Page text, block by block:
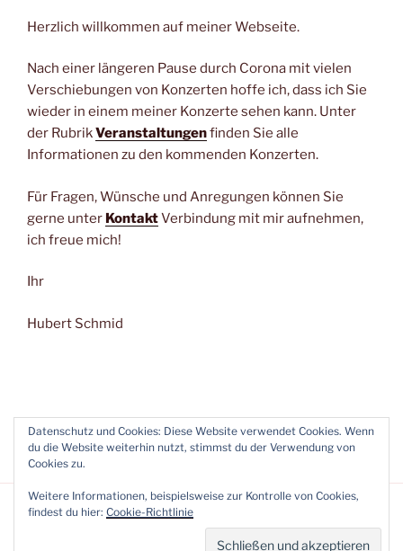
Herzlich willkommen auf meiner Webseite.
Nach einer längeren Pause durch Corona mit vielen
Verschiebungen von Konzerten hoffe ich, dass ich Sie
wieder in einem meiner Konzerte sehen kann. Unter
der RubrikVeranstaltungenfinden Sie alle
Informationen zu den kommenden Konzerten.
Für Fragen, Wünsche und Anregungen können Sie
gerne unter KontaktVerbindung mit mir aufnehmen,
ich freue mich!
Ihr
Hubert Schmid
Impressum & Datenschutzerklärung
Datenschutz und Cookies: Diese Website verwendet Cookies. Wenn
du die Website weiterhin nutzt, stimmst du der Verwendung von
Cookies zu.
Weitere Informationen, beispielsweise zur Kontrolle von Cookies,
findest du hier: Cookie-Richtlinie